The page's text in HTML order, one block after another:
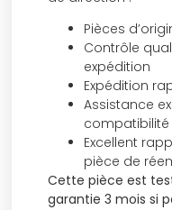
Pièces
Contrôle
expédition
Expédition
Assistance
compatibilité
Excellent
pièce de
Cette pièce est
garantie 3 mois si